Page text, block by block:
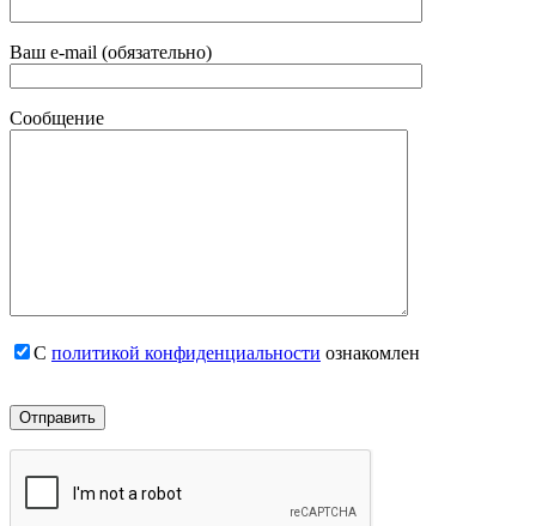
Ваш e-mail (обязательно)
Сообщение
С политикой конфиденциальности ознакомлен